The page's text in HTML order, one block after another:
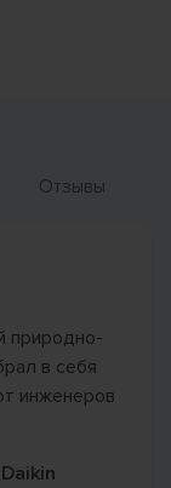
Отзывы
природно-
в себя
инженеров
Daikin